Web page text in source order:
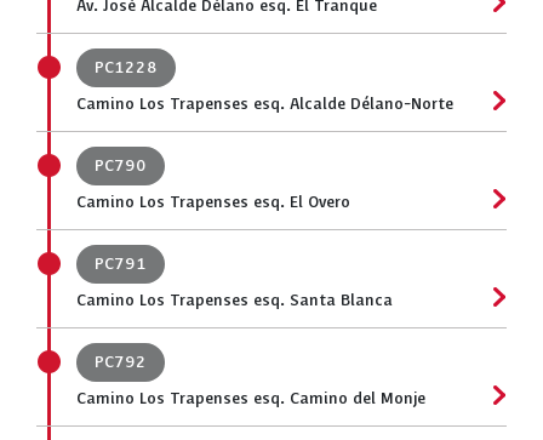
Av. José Alcalde Délano esq. El Tranque
PC1228
Camino Los Trapenses esq. Alcalde Délano-Norte
PC790
Camino Los Trapenses esq. El Overo
PC791
Camino Los Trapenses esq. Santa Blanca
PC792
Camino Los Trapenses esq. Camino del Monje